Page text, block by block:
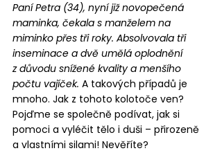
Paní Petra (34), nyní již novopečená
maminka, čekala s manželem na
miminko přes tři roky. Absolvovala tři
inseminace a dvě umělá oplodnění
z důvodu snížené kvality a menšího
počtu vajíček. A takových případů je
mnoho. Jak z tohoto kolotoče ven?
Pojďme se společně podívat, jak si
pomoci a vyléčit tělo i duši – přirozeně
a vlastními silami! Nevěříte?